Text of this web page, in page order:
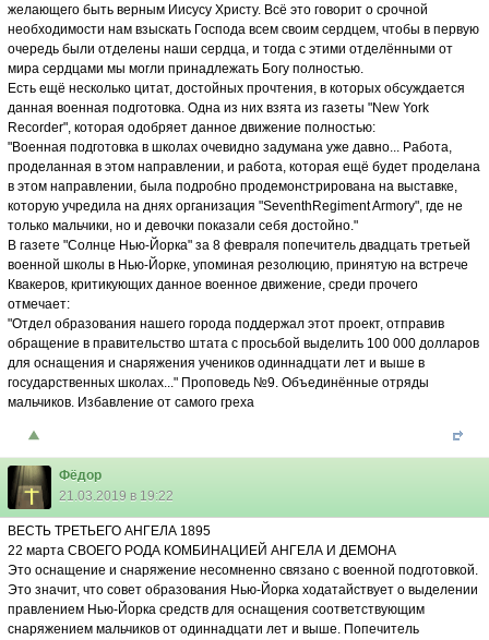
желающего быть верным Иисусу Христу. Всё это говорит о срочной
необходимости нам взыскать Господа всем своим сердцем, чтобы в первую
очередь были отделены наши сердца, и тогда с этими отделёнными от
мира сердцами мы могли принадлежать Богу полностью.
Есть ещё несколько цитат, достойных прочтения, в которых обсуждается
данная военная подготовка. Одна из них взята из газеты "New York
Recorder", которая одобряет данное движение полностью:
"Военная подготовка в школах очевидно задумана уже давно... Работа,
проделанная в этом направлении, и работа, которая ещё будет проделана
в этом направлении, была подробно продемонстрирована на выставке,
которую учредила на днях организация "SeventhRegiment Armory", где не
только мальчики, но и девочки показали себя достойно."
В газете "Солнце Нью-Йорка" за 8 февраля попечитель двадцать третьей
военной школы в Нью-Йорке, упоминая резолюцию, принятую на встрече
Квакеров, критикующих данное военное движение, среди прочего
отмечает:
"Отдел образования нашего города поддержал этот проект, отправив
обращение в правительство штата с просьбой выделить 100 000 долларов
для оснащения и снаряжения учеников одиннадцати лет и выше в
государственных школах..." Проповедь №9. Объединённые отряды
мальчиков. Избавление от самого греха
Фёдор
21.03.2019 в 19:22
ВЕСТЬ ТРЕТЬЕГО АНГЕЛА 1895
22 марта СВОЕГО РОДА КОМБИНАЦИЕЙ АНГЕЛА И ДЕМОНА
Это оснащение и снаряжение несомненно связано с военной подготовкой.
Это значит, что совет образования Нью-Йорка ходатайствует о выделении
правлением Нью-Йорка средств для оснащения соответствующим
снаряжением мальчиков от одиннадцати лет и выше. Попечитель